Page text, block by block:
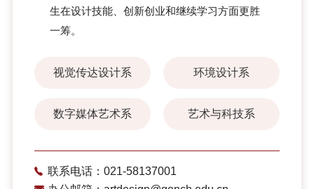
生在设计技能、创新创业和继续学习方面更胜
一筹。
视觉传达设计系 环境设计系
数字媒体艺术系 艺术与科技系
联系电话：021-58137001